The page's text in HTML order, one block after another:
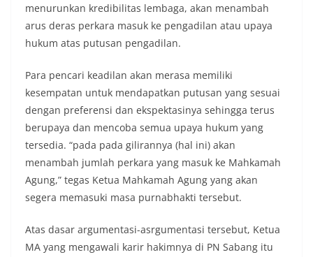
menurunkan kredibilitas lembaga, akan menambah
arus deras perkara masuk ke pengadilan atau upaya
hukum atas putusan pengadilan.
Para pencari keadilan akan merasa memiliki
kesempatan untuk mendapatkan putusan yang sesuai
dengan preferensi dan ekspektasinya sehingga terus
berupaya dan mencoba semua upaya hukum yang
tersedia. “pada pada gilirannya (hal ini) akan
menambah jumlah perkara yang masuk ke Mahkamah
Agung,” tegas Ketua Mahkamah Agung yang akan
segera memasuki masa purnabhakti tersebut.
Atas dasar argumentasi-asrgumentasi tersebut, Ketua
MA yang mengawali karir hakimnya di PN Sabang itu